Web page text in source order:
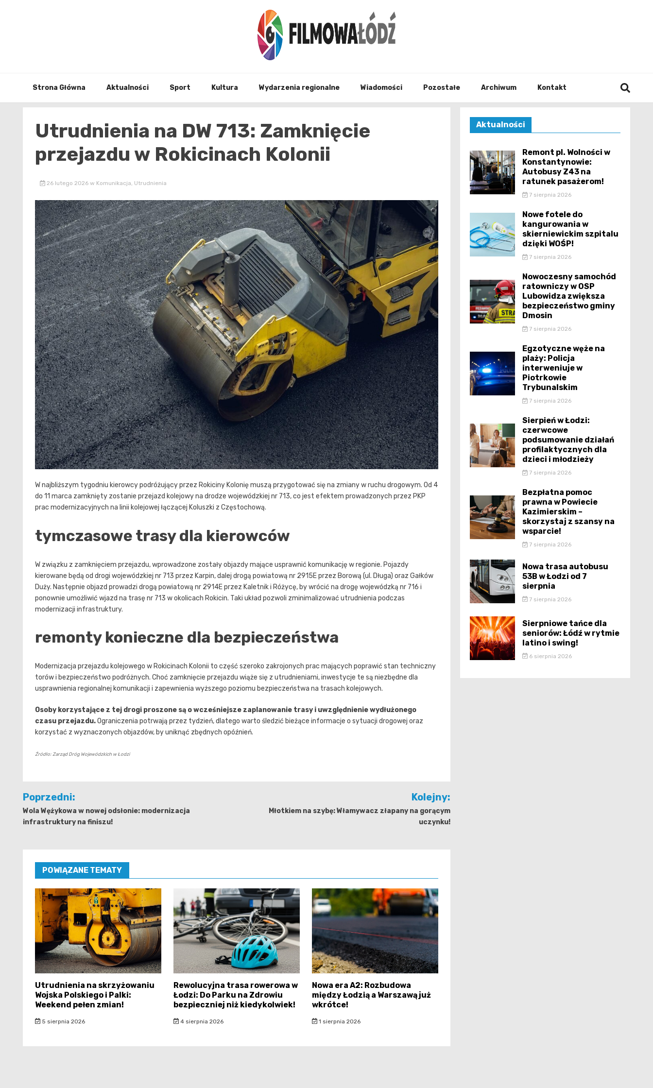
Strona Główna Aktualności Sport Kultura Wydarzenia regionalne Wiadomości Pozostałe Archiwum Kontakt
Utrudnienia na DW 713: Zamknięcie
przejazdu w Rokicinach Kolonii
26 lutego 2026 w Komunikacja, Utrudnienia
W najbliższym tygodniu kierowcy podróżujący przez Rokiciny Kolonię muszą przygotować się na zmiany w ruchu drogowym. Od 4
do 11 marca zamknięty zostanie przejazd kolejowy na drodze wojewódzkiej nr 713, co jest efektem prowadzonych przez PKP
prac modernizacyjnych na linii kolejowej łączącej Koluszki z Częstochową.
tymczasowe trasy dla kierowców
W związku z zamknięciem przejazdu, wprowadzone zostały objazdy mające usprawnić komunikację w regionie. Pojazdy
kierowane będą od drogi wojewódzkiej nr 713 przez Karpin, dalej drogą powiatową nr 2915E przez Borową (ul. Długa) oraz Gałków
Duży. Następnie objazd prowadzi drogą powiatową nr 2914E przez Kaletnik i Różycę, by wrócić na drogę wojewódzką nr 716 i
ponownie umożliwić wjazd na trasę nr 713 w okolicach Rokicin. Taki układ pozwoli zminimalizować utrudnienia podczas
modernizacji infrastruktury.
remonty konieczne dla bezpieczeństwa
Modernizacja przejazdu kolejowego w Rokicinach Kolonii to część szeroko zakrojonych prac mających poprawić stan techniczny
torów i bezpieczeństwo podróżnych. Choć zamknięcie przejazdu wiąże się z utrudnieniami, inwestycje te są niezbędne dla
usprawnienia regionalnej komunikacji i zapewnienia wyższego poziomu bezpieczeństwa na trasach kolejowych.
Osoby korzystające z tej drogi proszone są o wcześniejsze zaplanowanie trasy i uwzględnienie wydłużonego
czasu przejazdu.Ograniczenia potrwają przez tydzień, dlatego warto śledzić bieżące informacje o sytuacji drogowej oraz
korzystać z wyznaczonych objazdów, by uniknąć zbędnych opóźnień.
Źródło: Zarząd Dróg Wojewódzkich w Łodzi
Nawigacja
wpisu
Poprzedni:
Wola Wężykowa w nowej odsłonie: modernizacja
infrastruktury na finiszu!
Kolejny:
Młotkiem na szybę: Włamywacz złapany na gorącym
uczynku!
POWIĄZANE TEMATY
Utrudnienia na skrzyżowaniu
Wojska Polskiego i Palki:
Weekend pełen zmian!
5 sierpnia 2026
Rewolucyjna trasa rowerowa w
Łodzi: Do Parku na Zdrowiu
bezpieczniej niż kiedykolwiek!
4 sierpnia 2026
Nowa era A2: Rozbudowa
między Łodzią a Warszawą już
wkrótce!
1 sierpnia 2026
Aktualności
Remont pl. Wolności w
Konstantynowie:
Autobusy Z43 na
ratunek pasażerom!
7 sierpnia 2026
Nowe fotele do
kangurowania w
skierniewickim szpitalu
dzięki WOŚP!
7 sierpnia 2026
Nowoczesny samochód
ratowniczy w OSP
Lubowidza zwiększa
bezpieczeństwo gminy
Dmosin
7 sierpnia 2026
Egzotyczne węże na
plaży: Policja
interweniuje w
Piotrkowie
Trybunalskim
7 sierpnia 2026
Sierpień w Łodzi:
czerwcowe
podsumowanie działań
profilaktycznych dla
dzieci i młodzieży
7 sierpnia 2026
Bezpłatna pomoc
prawna w Powiecie
Kazimierskim –
skorzystaj z szansy na
wsparcie!
7 sierpnia 2026
Nowa trasa autobusu
53B w Łodzi od 7
sierpnia
7 sierpnia 2026
Sierpniowe tańce dla
seniorów: Łódź w rytmie
latino i swing!
6 sierpnia 2026